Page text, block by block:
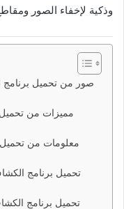
وذكية لإخفاء الصور
صور من تحميل برنامج
مميزات من تحميل
معلومات من تحميل
تحميل برنامج
تحميل برنامج